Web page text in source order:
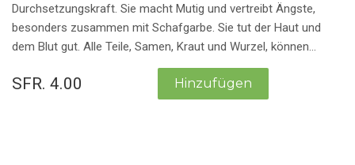
Durchsetzungskraft. Sie macht Mutig und vertreibt Ängste,
besonders zusammen mit Schafgarbe. Sie tut der Haut und
dem Blut gut. Alle Teile, Samen, Kraut und Wurzel, können...
SFR. 4.00